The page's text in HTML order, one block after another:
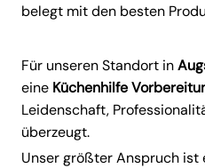
belegt mit den besten
Für unseren Standort in
eine Küchenhilfe
Leidenschaft,
überzeugt.
Unser größter Anspruch ist